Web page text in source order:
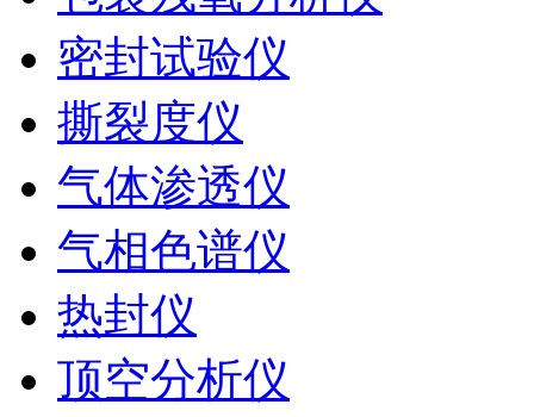
密封试验仪
撕裂度仪
气体渗透仪
气相色谱仪
热封仪
顶空分析仪